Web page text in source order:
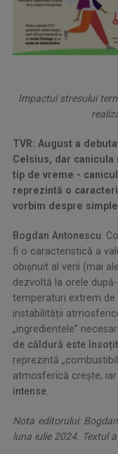
Impactul stresului
TVR: August a
Celsius, dar canicula
tip de vreme -
reprezintă o
vorbim despre
Bogdan Antonescu:
fi o caracteristică a
obișnuit al verii (mai
dezvoltă la orele
temperaturi extrem
instabilității
„ingredientele”
de căldură este
reprezintă
atmosferică crește, iar
intense.
Nota editorului:
luna iulie 2024. Textul